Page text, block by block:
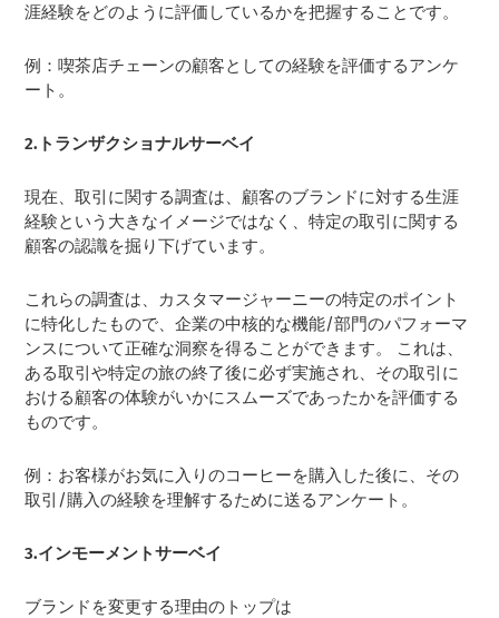
涯経験をどのように評価しているかを把握することです。
例：喫茶店チェーンの顧客としての経験を評価するアンケ
ート。
2.トランザクショナルサーベイ
現在、取引に関する調査は、顧客のブランドに対する生涯
経験という大きなイメージではなく、特定の取引に関する
顧客の認識を掘り下げています。
これらの調査は、カスタマージャーニーの特定のポイント
に特化したもので、企業の中核的な機能/部門のパフォーマ
ンスについて正確な洞察を得ることができます。 これは、
ある取引や特定の旅の終了後に必ず実施され、その取引に
おける顧客の体験がいかにスムーズであったかを評価する
ものです。
例：お客様がお気に入りのコーヒーを購入した後に、その
取引/購入の経験を理解するために送るアンケート。
3.インモーメントサーベイ
ブランドを変更する理由のトップは